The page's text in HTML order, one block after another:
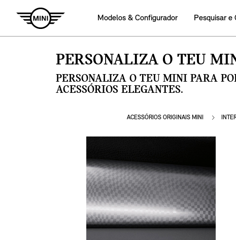
Modelos & Configurador Pesquisar e
PERSONALIZA O TEU
PERSONALIZA O TEU MINI PARA
ACESSÓRIOS ELEGANTES.
ACESSÓRIOS ORIGINAIS MINI